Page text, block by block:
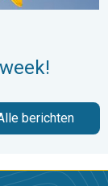
berichten